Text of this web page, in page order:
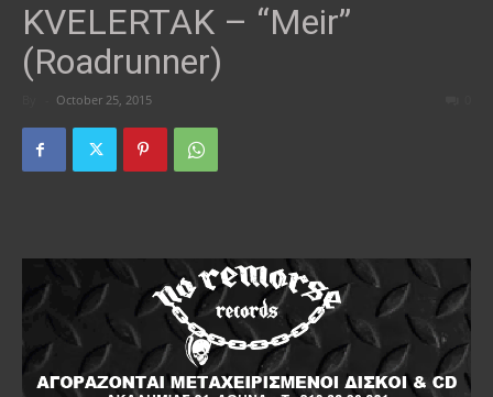
KVELERTAK – “Meir”
(Roadrunner)
October 25, 2015